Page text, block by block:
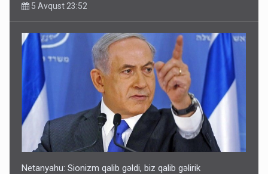
5 Avqust 23:52
Netanyahu: Sionizm qalib gəldi, biz qalib gəlirik